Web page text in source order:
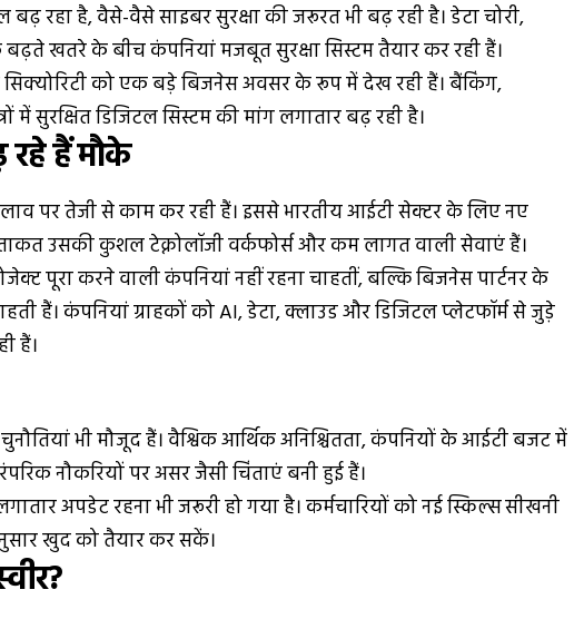
रहा है, वैसे-वैसे साइबर सुरक्षा की जरूरत भी बढ़ रही है। डेटा चोरी,
खतरे के बीच कंपनियां मजबूत सुरक्षा सिस्टम तैयार कर रही हैं।
को एक बड़े बिजनेस अवसर के रूप में देख रही हैं। बैंकिंग,
में सुरक्षित डिजिटल सिस्टम की मांग लगातार बढ़ रही है।
हैं मौके
पर तेजी से काम कर रही हैं। इससे भारतीय आईटी सेक्टर के लिए नए
उसकी कुशल टेक्नोलॉजी वर्कफोर्स और कम लागत वाली सेवाएं हैं।
पूरा करने वाली कंपनियां नहीं रहना चाहतीं, बल्कि बिजनेस पार्टनर के
हैं। कंपनियां ग्राहकों को AI, डेटा, क्लाउड और डिजिटल प्लेटफॉर्म से जुड़े
हैं।
भी मौजूद हैं। वैश्विक आर्थिक अनिश्चितता, कंपनियों के आईटी बजट में
नौकरियों पर असर जैसी चिंताएं बनी हुई हैं।
अपडेट रहना भी जरूरी हो गया है। कर्मचारियों को नई स्किल्स सीखनी
खुद को तैयार कर सकें।